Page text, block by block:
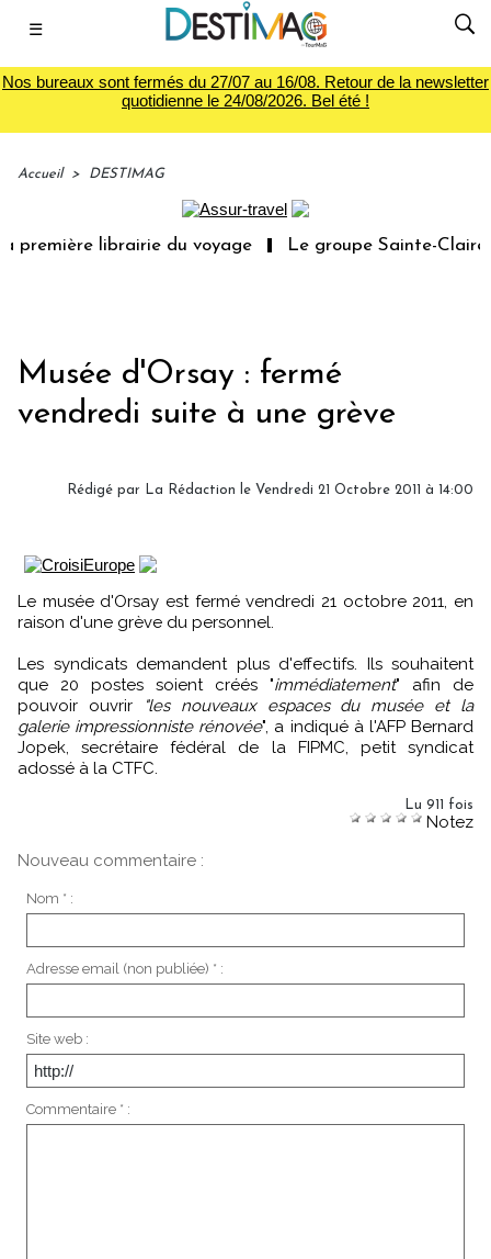
☰
Nos bureaux sont fermés du 27/07 au 16/08. Retour de la newsletter
quotidienne le 24/08/2026. Bel été !
Accueil > DESTIMAG
librairie du voyage Le groupe Sainte-Claire
Musée d'Orsay : fermé
vendredi suite à une grève
Rédigé par La Rédaction le Vendredi 21 Octobre 2011 à 14:00
Le musée d'Orsay est fermé vendredi 21 octobre 2011, en
raison d'une grève du personnel.
Les syndicats demandent plus d'effectifs. Ils souhaitent
que 20 postes soient créés "immédiatement" afin de
pouvoir ouvrir
"les nouveaux espaces du musée et la
galerie impressionniste rénovée", a indiqué à l'AFP Bernard
Jopek, secrétaire fédéral de la FIPMC, petit syndicat
adossé à la CTFC.
Lu 911 fois
Notez
Nouveau commentaire :
Nom * :
Adresse email (non publiée) * :
Site web :
Commentaire * :